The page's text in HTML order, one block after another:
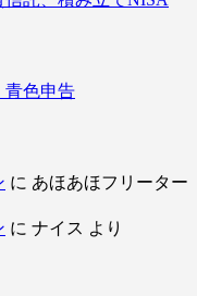
青色申告
に あほあほフリーター
に ナイス より